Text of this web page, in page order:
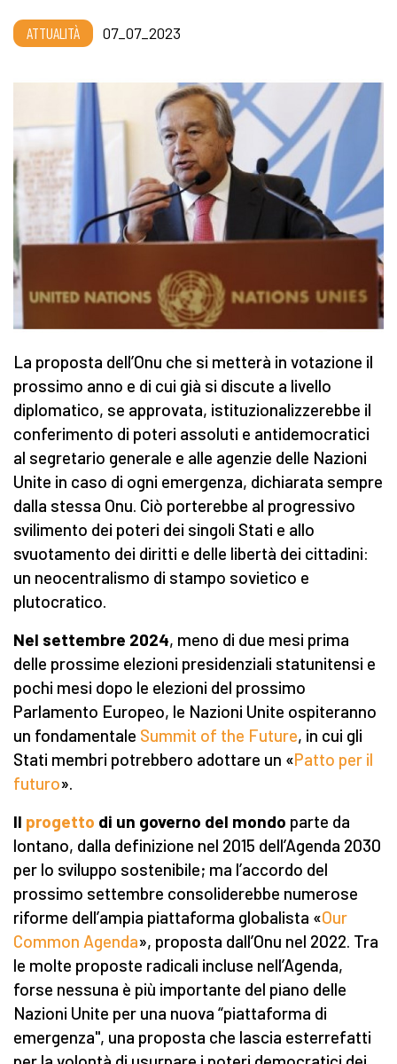
ATTUALITÀ 07_07_2023
La proposta dell’Onu che si metterà in votazione il
prossimo anno e di cui già si discute a livello
diplomatico, se approvata, istituzionalizzerebbe il
conferimento di poteri assoluti e antidemocratici
al segretario generale e alle agenzie delle Nazioni
Unite in caso di ogni emergenza, dichiarata sempre
dalla stessa Onu. Ciò porterebbe al progressivo
svilimento dei poteri dei singoli Stati e allo
svuotamento dei diritti e delle libertà dei cittadini:
un neocentralismo di stampo sovietico e
plutocratico.
Nel settembre 2024, meno di due mesi prima
delle prossime elezioni presidenziali statunitensi e
pochi mesi dopo le elezioni del prossimo
Parlamento Europeo, le Nazioni Unite ospiteranno
un fondamentale Summit of the Future, in cui gli
Stati membri potrebbero adottare un «Patto per il
futuro».
Il progetto di un governo del mondo parte da
lontano, dalla definizione nel 2015 dell’Agenda 2030
per lo sviluppo sostenibile; ma l’accordo del
prossimo settembre consoliderebbe numerose
riforme dell’ampia piattaforma globalista «Our
Common Agenda», proposta dall’Onu nel 2022. Tra
le molte proposte radicali incluse nell’Agenda,
forse nessuna è più importante del piano delle
Nazioni Unite per una nuova “piattaforma di
emergenza", una proposta che lascia esterrefatti